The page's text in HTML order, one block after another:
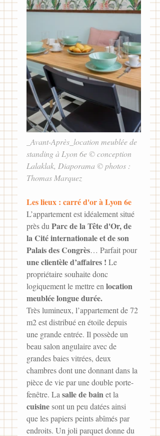
_Avant-Après_location meublée de
standing à Lyon 6e © conception
Lalaklak, Diaporama © photos :
Thomas Marquez
Les lieux : carré d'or à Lyon 6e
L’appartement est idéalement situé
près du Parc de la Tête d'Or, de
la Cité internationale et de son
Palais des Congrès… Parfait pour
une clientèle d’affaires ! Le
propriétaire souhaite donc
logiquement le mettre en location
meublée longue durée.
Très lumineux, l’appartement de 72
m2 est distribué en étoile depuis
une grande entrée. Il possède un
beau salon angulaire avec de
grandes baies vitrées, deux
chambres dont une donnant dans la
pièce de vie par une double porte-
fenêtre. La salle de bain et la
cuisine sont un peu datées ainsi
que les papiers peints abîmés par
endroits. Un joli parquet donne du